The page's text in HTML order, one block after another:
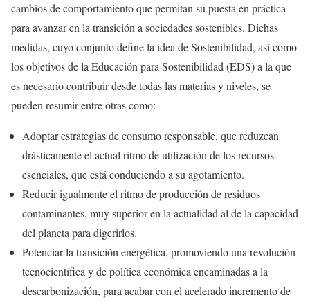
cambios de comportamiento que permitan su puesta en práctica
para avanzar en la transición a sociedades sostenibles. Dichas
medidas, cuyo conjunto define la idea de Sostenibilidad, así como
los objetivos de la Educación para Sostenibilidad (EDS) a la que
es necesario contribuir desde todas las materias y niveles, se
pueden resumir entre otras como:
Adoptar estrategias de consumo responsable, que reduzcan
drásticamente el actual ritmo de utilización de los recursos
esenciales, que está conduciendo a su agotamiento.
Reducir igualmente el ritmo de producción de residuos
contaminantes, muy superior en la actualidad al de la capacidad
del planeta para digerirlos.
Potenciar la transición energética, promoviendo una revolución
tecnocientífica y de política económica encaminadas a la
descarbonización, para acabar con el acelerado incremento de